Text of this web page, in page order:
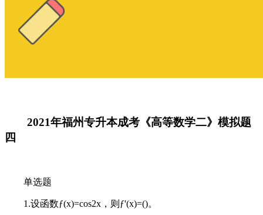
2021年福州专升本成考《高等数学二》模拟题
四
单选题
1.设函数ƒ(x)=cos2x，则ƒ'(x)=()。